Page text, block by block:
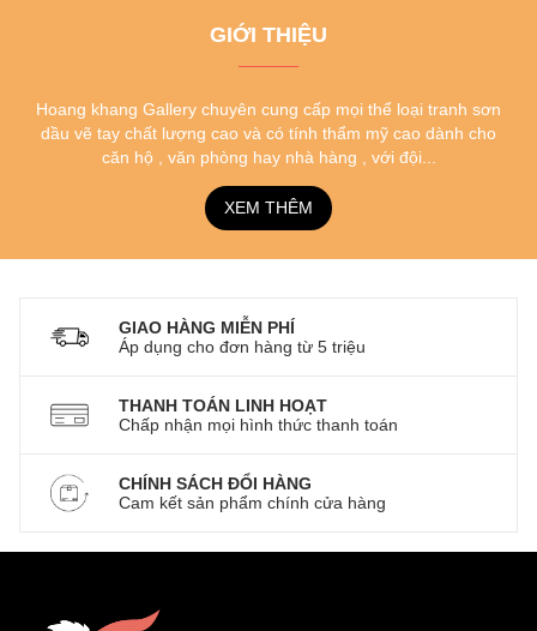
GIỚI THIỆU
Hoang khang Gallery chuyên cung cấp mọi thể loại tranh sơn
dầu vẽ tay chất lượng cao và có tính thẩm mỹ cao dành cho
căn hộ , văn phòng hay nhà hàng , với đội...
XEM THÊM
GIAO HÀNG MIỄN PHÍ
Áp dụng cho đơn hàng từ 5 triệu
THANH TOÁN LINH HOẠT
Chấp nhận mọi hình thức thanh toán
CHÍNH SÁCH ĐỔI HÀNG
Cam kết sản phẩm chính cửa hàng